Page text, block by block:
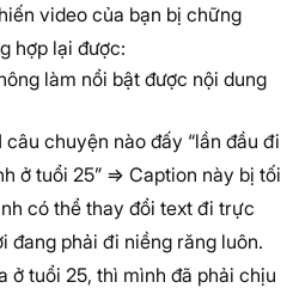
video của bạn bị chững
hợp lại được:
làm nổi bật được nội dung
câu chuyện nào đấy “lần đầu đi
ở tuổi 25” => Caption này bị tối
có thể thay đổi text đi trực
đang phải đi niềng răng luôn.
ở tuổi 25, thì mình đã phải chịu